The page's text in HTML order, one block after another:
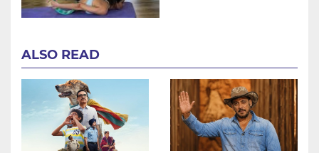
ALSO READ